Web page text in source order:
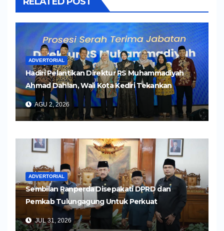
ADVERTORIAL
Hadiri Pelantikan Direktur RS Muhammadiyah
Ahmad Dahlan, Wali Kota Kediri Tekankan
Pelayanan Kesehatan yang Humanis
AGU 2, 2026
ADVERTORIAL
Sembilan Ranperda Disepakati DPRD dan
Pemkab Tulungagung Untuk Perkuat
Pembangunan Daerah
JUL 31, 2026